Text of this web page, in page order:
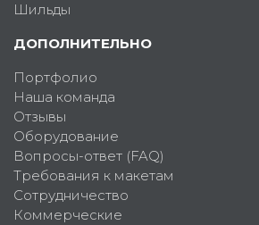
Шильды
ДОПОЛНИТЕЛЬНО
Портфолио
Наша команда
Отзывы
Оборудование
Вопросы-ответ (FAQ)
Требования к макетам
Сотрудничество
Коммерческие